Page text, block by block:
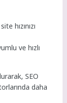
hızınızı
ve hızlı
SEO
daha